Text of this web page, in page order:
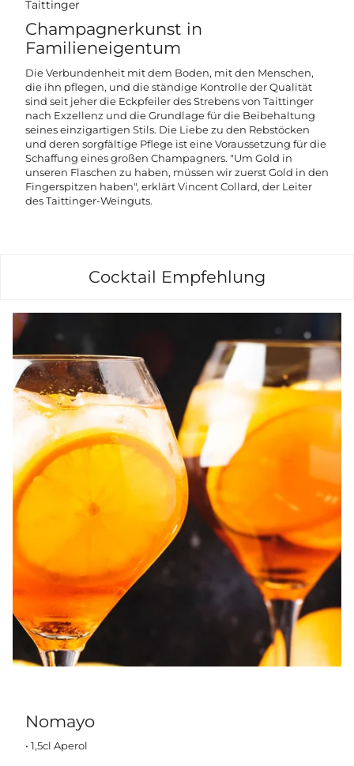
Taittinger
Champagnerkunst in
Familieneigentum
Die Verbundenheit mit dem Boden, mit den Menschen,
die ihn pflegen, und die ständige Kontrolle der Qualität
sind seit jeher die Eckpfeiler des Strebens von Taittinger
nach Exzellenz und die Grundlage für die Beibehaltung
seines einzigartigen Stils. Die Liebe zu den Rebstöcken
und deren sorgfältige Pflege ist eine Voraussetzung für die
Schaffung eines großen Champagners. "Um Gold in
unseren Flaschen zu haben, müssen wir zuerst Gold in den
Fingerspitzen haben", erklärt Vincent Collard, der Leiter
des Taittinger-Weinguts.
Cocktail Empfehlung
Nomayo
• 1,5cl Aperol